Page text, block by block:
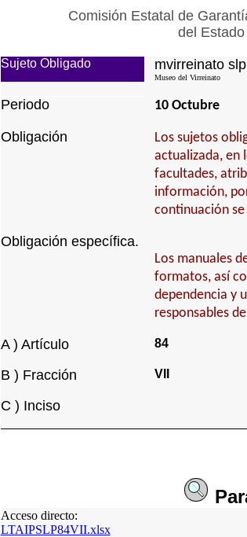
Comisión Estatal de
del
Sujeto Obligado mvirreinato slp
Museo del Virreinato
Periodo 10 Octubre
Obligación
Los sujetos
actualizada, en
facultades,
información,
continuación se
Obligación específica.
Los manuales
formatos, así
dependencia y
responsables
A ) Artículo 84
B ) Fracción VII
C ) Inciso
Acceso directo:
LTAIPSLP84VII.xlsx